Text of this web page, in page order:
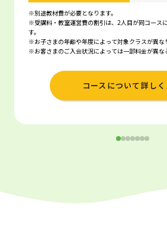
※別途教材費が必要となります。
※受講料・教室運営費の割引は、2人目が同コース
す。
※お子さまの年齢や年度によって対象クラスが異な
※お客さまのご入会状況によっては一部料金が異な
コースについて詳し